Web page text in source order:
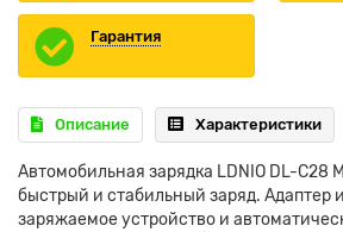
Гарантия
Описание Характеристики
Автомобильная зарядка LDNIO DL-C28
быстрый и стабильный заряд. Адаптер
заряжаемое устройство и